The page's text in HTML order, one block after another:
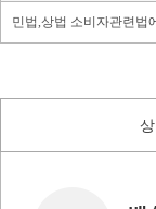
민법,상법 소비자관련법